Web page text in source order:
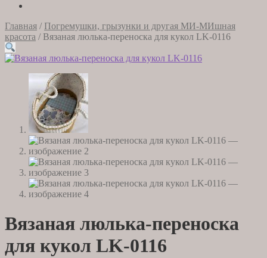
Главная / Погремушки, грызунки и другая МИ-МИшная
красота / Вязаная люлька-переноска для кукол LK-0116
Вязаная люлька-переноска
для кукол LK-0116